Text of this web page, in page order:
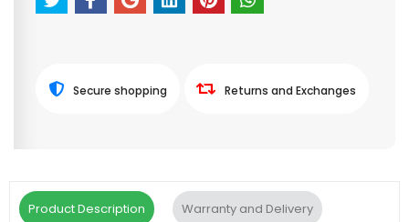
Secure shopping Returns and Exchanges
Product Description Warranty and Delivery